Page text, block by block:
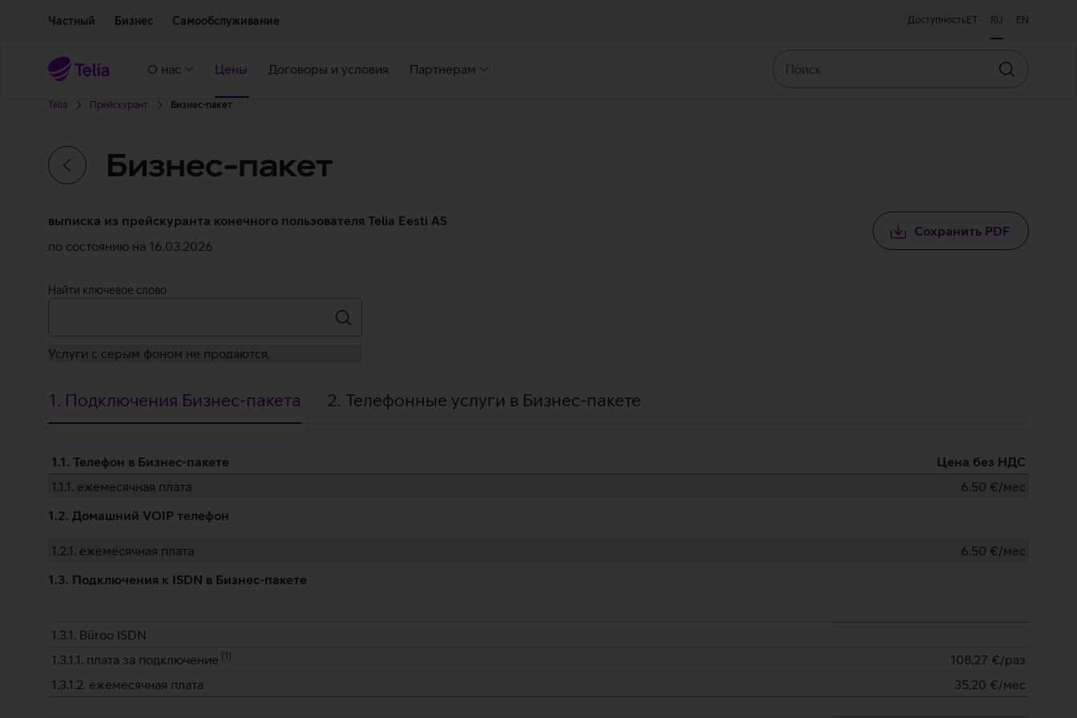
Частный Бизнес Самообслуживание Доступность ET RU EN
О нас Цены Договоры и условия Партнерам
Искать
Telia Прейскурант Бизнес-пакет
Назад Бизнес-пакет
выписка из прейскуранта конечного пользователя Telia Eesti AS
по состоянию на 16.03.2026
Сохранить PDF
Найти ключевое слово
Искать
Услуги с серым фоном не продаются.
1. Подключения Бизнес-пакета 2. Телефонные услуги в Бизнес-пакете
1.
Подключения
Бизнес-
пакета
1.1. Телефон в Бизнес-пакете
Цена без НДС
1.1.1. ежемесячная плата
6,50 €/мес
1.2. Домашний VOIP телефон
1.2.1. ежемесячная плата 6,50 €/мес
1.3. Подключения к ISDN в Бизнес-пакете
1.3.1. Büroo ISDN
1.3.1.1. плата за подключение (1 ) 108,27 €/раз
1.3.1.2. ежемесячная плата
35,20 €/мес